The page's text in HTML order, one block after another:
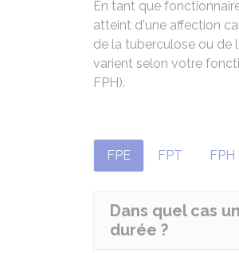
En tant que
atteint d'une affection
de la tuberculose ou de
varient selon votre
FPH).
FPE FPT FPH
Dans quel cas
durée ?